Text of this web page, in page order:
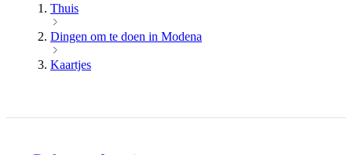
Thuis
Dingen om te doen in Modena
Kaartjes